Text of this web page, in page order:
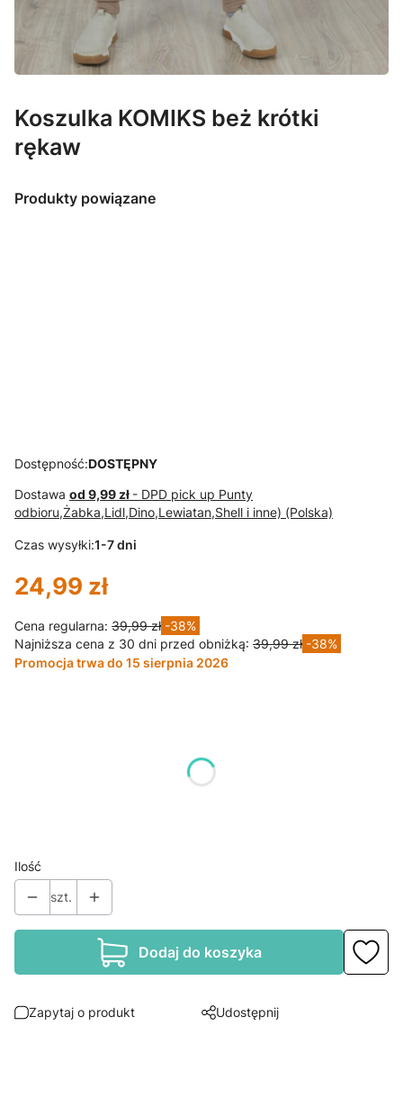
Koszulka KOMIKS beż krótki
rękaw
Produkty powiązane
Dostępność:DOSTĘPNY
Dostawa od 9,99 zł - DPD pick up Punty
odbioru,Żabka,Lidl,Dino,Lewiatan,Shell i inne) (Polska)
Czas wysyłki:1-7 dni
24,99 zł
Cena regularna: 39,99 zł -38%
Najniższa cena z 30 dni przed obniżką: 39,99 zł -38%
Promocja trwa do 15 sierpnia 2026
Ilość
szt.
Dodaj do koszyka
Zapytaj o produkt Udostępnij